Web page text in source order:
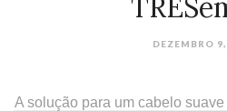
DEZEMBRO
A solução para um cabelo